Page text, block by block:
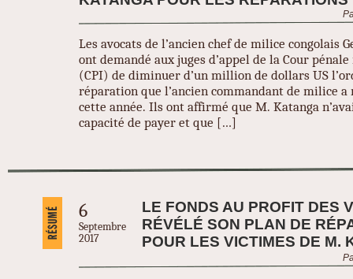
Les avocats de l’ancien chef de milice congolais
ont demandé aux juges d’appel de la Cour
(CPI) de diminuer d’un million de dollars US
réparation que l’ancien commandant de milice
cette année. Ils ont affirmé que M. Katanga
capacité de payer et que […]
6
Septembre
2017
LE FONDS AU PROFIT DES
RÉVÉLÉ SON PLAN DE
POUR LES VICTIMES DE M.